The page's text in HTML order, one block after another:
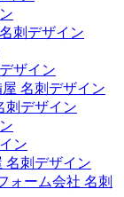
刺デザイン
ザイン
名刺デザイン
刺デザイン
ン
名刺デザイン
ォーム会社 名刺